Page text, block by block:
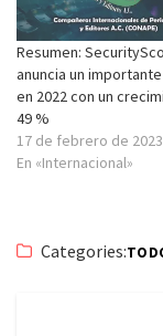
Resumen:
anuncia un
en 2022 con un
49 %
17 de febrero de 2023
En «Internacional»
Categories: